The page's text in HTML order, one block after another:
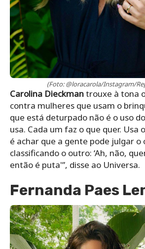
(Foto: @loracarola/Instagram/
Carolina Dieckmantrouxe à tona
contra mulheres que usam o
que está deturpado não é o uso
usa. Cada um faz o que quer. Usa
é achar que a gente pode julgar o
classificando o outro: ‘Ah, não,
então é puta'”, disse ao Universa.
Fernanda Paes